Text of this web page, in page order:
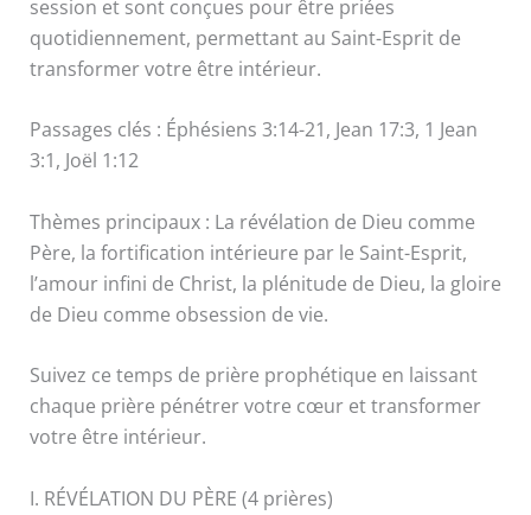
session et sont conçues pour être priées
quotidiennement, permettant au Saint-Esprit de
transformer votre être intérieur.
Passages clés : Éphésiens 3:14-21, Jean 17:3, 1 Jean
3:1, Joël 1:12
Thèmes principaux : La révélation de Dieu comme
Père, la fortification intérieure par le Saint-Esprit,
l’amour infini de Christ, la plénitude de Dieu, la gloire
de Dieu comme obsession de vie.
Suivez ce temps de prière prophétique en laissant
chaque prière pénétrer votre cœur et transformer
votre être intérieur.
I. RÉVÉLATION DU PÈRE (4 prières)